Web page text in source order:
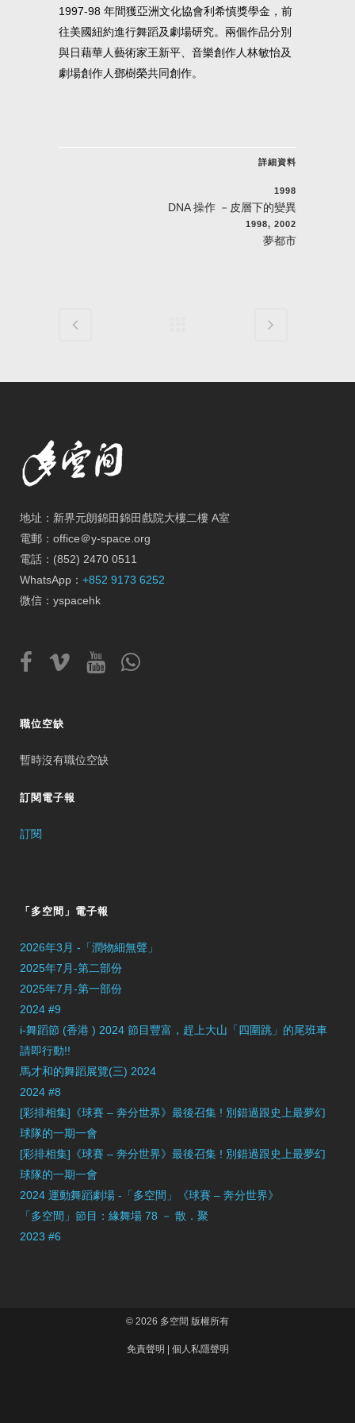
1997-98 年間獲亞洲文化協會利希慎獎學金，前
往美國紐約進行舞蹈及劇場研究。兩個作品分別
與日藉華人藝術家王新平、音樂創作人林敏怡及
劇場創作人鄧樹榮共同創作。
詳細資料
1998
DNA 操作 －皮層下的變異
1998, 2002
夢都市
地址：新界元朗錦田錦田戲院大樓二樓 A室
電郵：office＠y-space.org
電話：(852) 2470 0511
WhatsApp： +852 9173 6252
微信：yspacehk
職位空缺
暫時沒有職位空缺
訂閱電子報
訂閱
「多空間」電子報
2026年3月 -「潤物細無聲」
2025年7月-第二部份
2025年7月-第一部份
2024 #9
i-舞蹈節 (香港 ) 2024 節目豐富，趕上大山「四圍跳」的尾班車
請即行動!!
馬才和的舞蹈展覽(三) 2024
2024 #8
[彩排相集]《球賽 – 奔分世界》最後召集 ! 別錯過跟史上最夢幻
球隊的一期一會
[彩排相集]《球賽 – 奔分世界》最後召集 ! 別錯過跟史上最夢幻
球隊的一期一會
2024 運動舞蹈劇場 -「多空間」《球賽 – 奔分世界》
「多空間」節目：緣舞場 78 － 散．聚
2023 #6
© 2026 多空間 版權所有
免責聲明 個人私隱聲明